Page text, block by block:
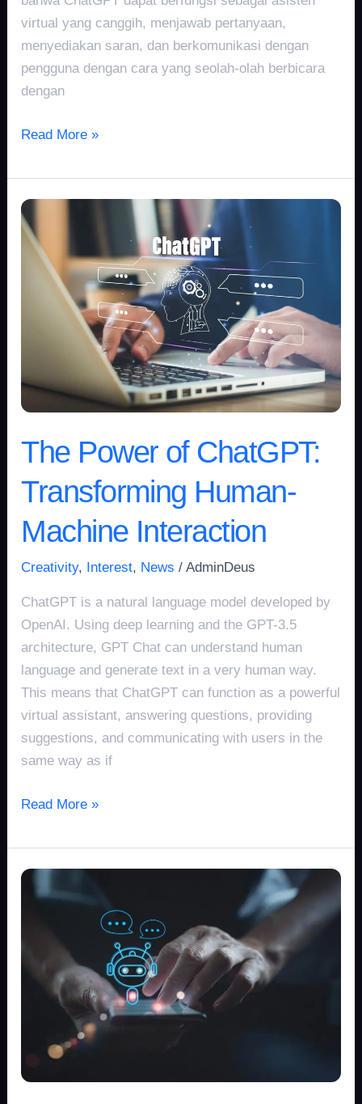
virtual yang canggih, menjawab pertanyaan,
menyediakan saran, dan berkomunikasi dengan
pengguna dengan cara yang seolah-olah berbicara
dengan
Read More »
The Power of ChatGPT:
Transforming Human-
Machine Interaction
Creativity, Interest, News /AdminDeus
ChatGPT is a natural language model developed by
OpenAI. Using deep learning and the GPT-3.5
architecture, GPT Chat can understand human
language and generate text in a very human way.
This means that ChatGPT can function as a powerful
virtual assistant, answering questions, providing
suggestions, and communicating with users in the
same way as if
The
Power
ChatGPT:
Transforming
Read More »
Masa
Depan
Mendefinisikan
Virtual